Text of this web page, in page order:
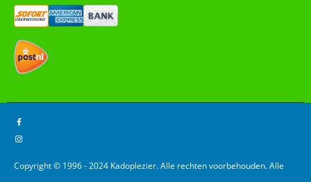
Copyright © 1996 - 2024 Kadoplezier. Alle rechten voorbehouden. Alle